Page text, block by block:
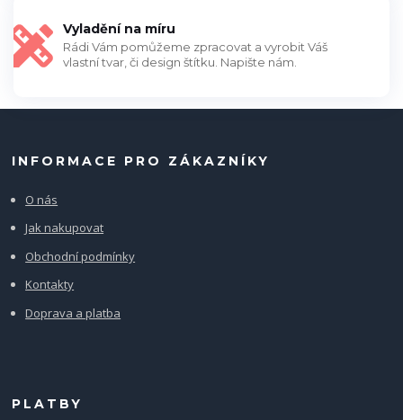
Vyladění na míru
Rádi Vám pomůžeme zpracovat a vyrobit Váš
vlastní tvar, či design štítku. Napište nám.
INFORMACE PRO ZÁKAZNÍKY
O nás
Jak nakupovat
Obchodní podmínky
Kontakty
Doprava a platba
PLATBY